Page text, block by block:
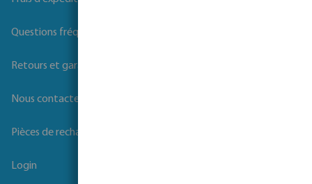
Questions fréquemment posées
Retours et garanties
Nous contacter
Pièces de rechange
Login